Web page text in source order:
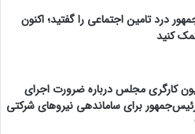
درد تامین اجتماعی را گفتید؛ اکنون
کنید
کارگری مجلس درباره ضرورت اجرای
برای ساماندهی نیروهای شرکتی